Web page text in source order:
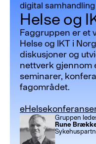
digital samhandling
Helse og
Faggruppen er et
Helse og IKT i
diskusjoner og
nettverk gjennom
seminarer,
fagområdet.
Gruppen
Rune